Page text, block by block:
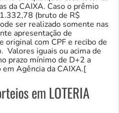
da CAIXA. Caso o prêmio
(bruto de R$
ser realizado somente nas
apresentação de
original com CPF e recibo de
Valores iguais ou acima de
prazo mínimo de D+2 a
Agência da CAIXA.[
em LOTERIA